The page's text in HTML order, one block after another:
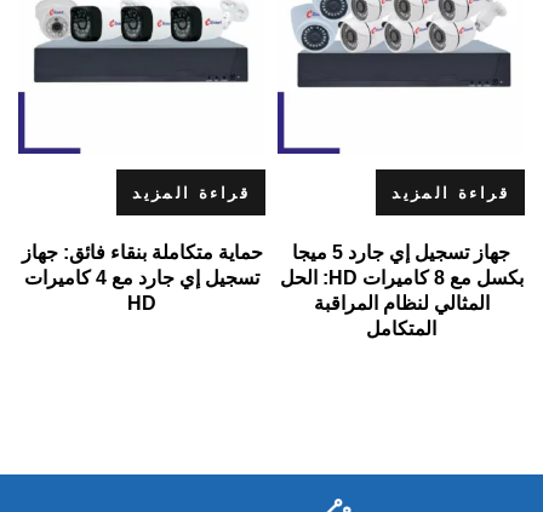
قراءة المزيد
جهاز تسجيل إي جارد 5 ميجا
بكسل مع 8 كاميرات HD: الحل
المثالي لنظام المراقبة
المتكامل
قراءة المزيد
حماية متكاملة بنقاء فائق: جهاز
تسجيل إي جارد مع 4 كاميرات
HD